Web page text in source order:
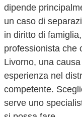
dipende
un caso di
in diritto di
professionista che
Livorno, una
esperienza nel
competente.
serve uno